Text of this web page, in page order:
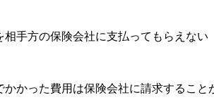
手方の保険会社に支払ってもらえない
かった費用は保険会社に請求すること